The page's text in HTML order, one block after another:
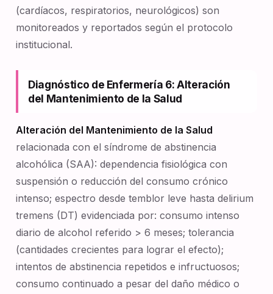
(cardíacos, respiratorios, neurológicos) son
monitoreados y reportados según el protocolo
institucional.
Diagnóstico de Enfermería 6: Alteración
del Mantenimiento de la Salud
Alteración del Mantenimiento de la Salud
relacionada con el síndrome de abstinencia
alcohólica (SAA): dependencia fisiológica con
suspensión o reducción del consumo crónico
intenso; espectro desde temblor leve hasta delirium
tremens (DT) evidenciada por: consumo intenso
diario de alcohol referido > 6 meses; tolerancia
(cantidades crecientes para lograr el efecto);
intentos de abstinencia repetidos e infructuosos;
consumo continuado a pesar del daño médico o